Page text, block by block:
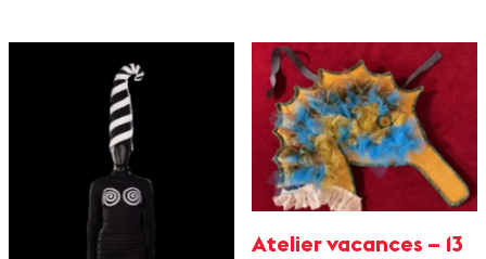
Atelier vacances – 13